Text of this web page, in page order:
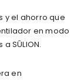
y el ahorro que
en modo
SÛLION.
en